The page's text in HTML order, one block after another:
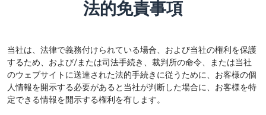
法的免責事項
当社は、法律で義務付けられている場合、および当社の権利を保護
するため、および/または司法手続き、裁判所の命令、または当社
のウェブサイトに送達された法的手続きに従うために、お客様の個
人情報を開示する必要があると当社が判断した場合に、お客様を特
定できる情報を開示する権利を有します。